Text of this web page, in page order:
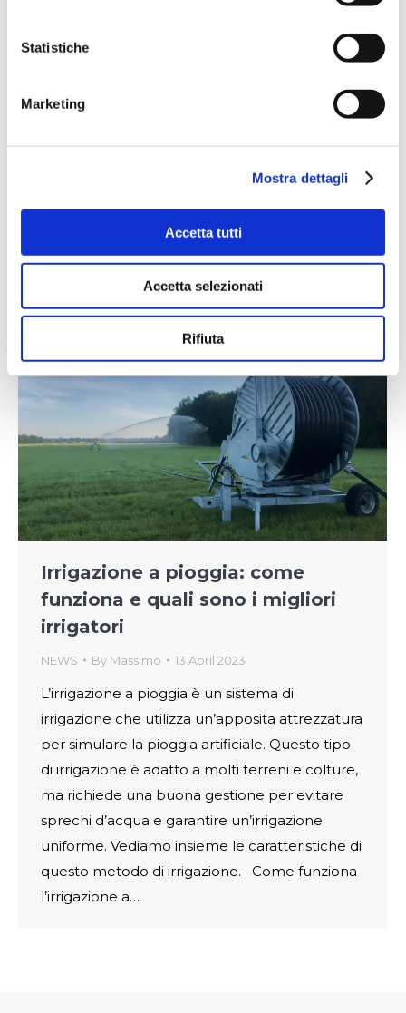
Statistiche
Marketing
Mostra dettagli
Accetta tutti
Accetta selezionati
Rifiuta
NEWS
modo efficiente è fondamentale per
irrigazione agricola è rappresentata dai
come funzionano e quali vantaggi offrono
all’agricoltura moderna. Cosa sono i rotoloni
per irrigazione È chiamato rotolone un
irrigatore…
Irrigazione a pioggia: come
funziona e quali sono i migliori
irrigatori
NEWS By Massimo 13 April 2023
L’irrigazione a pioggia è un sistema di
irrigazione che utilizza un’apposita attrezzatura
per simulare la pioggia artificiale. Questo tipo
di irrigazione è adatto a molti terreni e colture,
ma richiede una buona gestione per evitare
sprechi d’acqua e garantire un’irrigazione
uniforme. Vediamo insieme le caratteristiche di
questo metodo di irrigazione. Come funziona
l’irrigazione a…